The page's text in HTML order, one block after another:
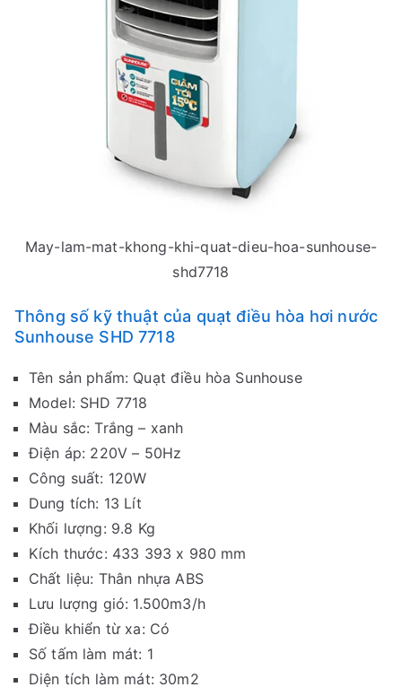
May-lam-mat-khong-khi-quat-dieu-hoa-sunhouse-
shd7718
Thông số kỹ thuật của quạt điều hòa hơi nước
Sunhouse SHD 7718
Tên sản phẩm: Quạt điều hòa Sunhouse
Model: SHD 7718
Màu sắc: Trắng – xanh
Điện áp: 220V – 50Hz
Công suất: 120W
Dung tích: 13 Lít
Khối lượng: 9.8 Kg
Kích thước: 433 393 x 980 mm
Chất liệu: Thân nhựa ABS
Lưu lượng gió: 1.500m3/h
Điều khiển từ xa: Có
Số tấm làm mát: 1
Diện tích làm mát: 30m2